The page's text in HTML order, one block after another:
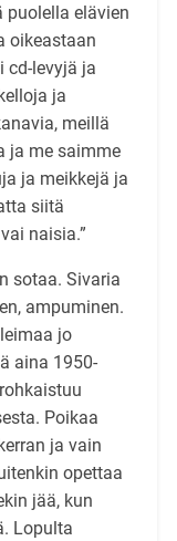
puolella elävien
oikeastaan
cd-levyjä ja
ja
meillä
ja me saimme
ja meikkejä ja
siitä
naisia.”
sotaa. Sivaria
ampuminen.
jo
aina 1950-
Poikaa
ja vain
opettaa
jää, kun
Lopulta